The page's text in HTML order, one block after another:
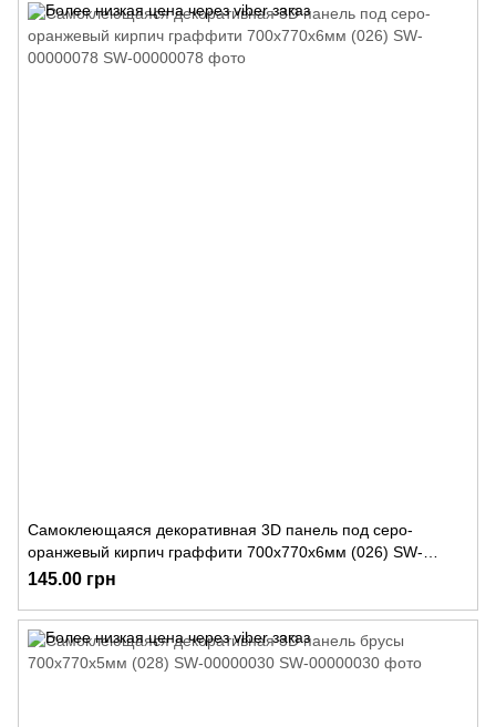
Самоклеющаяся декоративная 3D панель под серо-
оранжевый кирпич граффити 700x770x6мм (026) SW-
00000078
145.00 грн